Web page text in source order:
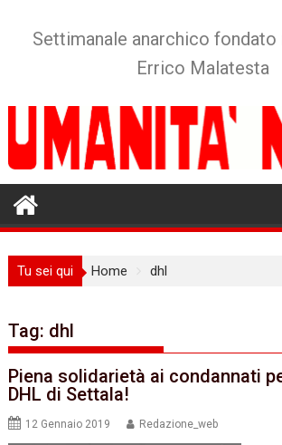
Settimanale anarchico fondato
Errico Malatesta
Tu sei qui Home dhl
Tag: dhl
Piena solidarietà ai condannati
DHL di Settala!
12 Gennaio 2019 Redazione_web